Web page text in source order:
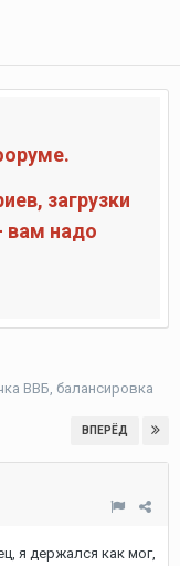
загрузки
вам надо
ВВБ, балансировка
ВПЕРЁД
я держался как мог,